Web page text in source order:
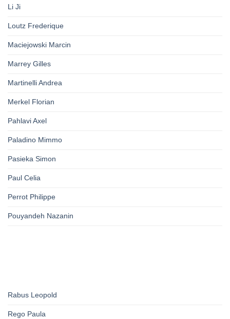
Li Ji
Loutz Frederique
Maciejowski Marcin
Marrey Gilles
Martinelli Andrea
Merkel Florian
Pahlavi Axel
Paladino Mimmo
Pasieka Simon
Paul Celia
Perrot Philippe
Pouyandeh Nazanin
Rabus Leopold
Rego Paula